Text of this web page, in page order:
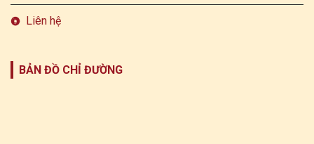
Liên hệ
BẢN ĐỒ CHỈ ĐƯỜNG